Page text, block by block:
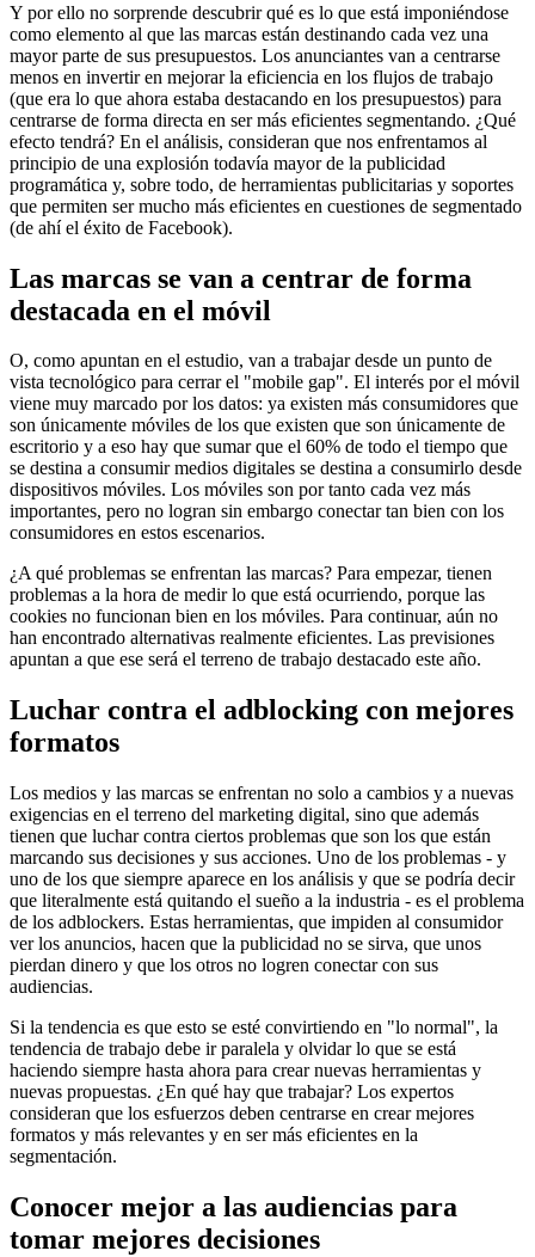
Y por ello no sorprende descubrir qué es lo que está imponiéndose
como elemento al que las marcas están destinando cada vez una
mayor parte de sus presupuestos. Los anunciantes van a centrarse
menos en invertir en mejorar la eficiencia en los flujos de trabajo
(que era lo que ahora estaba destacando en los presupuestos) para
centrarse de forma directa en ser más eficientes segmentando. ¿Qué
efecto tendrá? En el análisis, consideran que nos enfrentamos al
principio de una explosión todavía mayor de la publicidad
programática y, sobre todo, de herramientas publicitarias y soportes
que permiten ser mucho más eficientes en cuestiones de segmentado
(de ahí el éxito de Facebook).
Las marcas se van a centrar de forma
destacada en el móvil
O, como apuntan en el estudio, van a trabajar desde un punto de
vista tecnológico para cerrar el "mobile gap". El interés por el móvil
viene muy marcado por los datos: ya existen más consumidores que
son únicamente móviles de los que existen que son únicamente de
escritorio y a eso hay que sumar que el 60% de todo el tiempo que
se destina a consumir medios digitales se destina a consumirlo desde
dispositivos móviles. Los móviles son por tanto cada vez más
importantes, pero no logran sin embargo conectar tan bien con los
consumidores en estos escenarios.
¿A qué problemas se enfrentan las marcas? Para empezar, tienen
problemas a la hora de medir lo que está ocurriendo, porque las
cookies no funcionan bien en los móviles. Para continuar, aún no
han encontrado alternativas realmente eficientes. Las previsiones
apuntan a que ese será el terreno de trabajo destacado este año.
Luchar contra el adblocking con mejores
formatos
Los medios y las marcas se enfrentan no solo a cambios y a nuevas
exigencias en el terreno del marketing digital, sino que además
tienen que luchar contra ciertos problemas que son los que están
marcando sus decisiones y sus acciones. Uno de los problemas - y
uno de los que siempre aparece en los análisis y que se podría decir
que literalmente está quitando el sueño a la industria - es el problema
de los adblockers. Estas herramientas, que impiden al consumidor
ver los anuncios, hacen que la publicidad no se sirva, que unos
pierdan dinero y que los otros no logren conectar con sus
audiencias.
Si la tendencia es que esto se esté convirtiendo en "lo normal", la
tendencia de trabajo debe ir paralela y olvidar lo que se está
haciendo siempre hasta ahora para crear nuevas herramientas y
nuevas propuestas. ¿En qué hay que trabajar? Los expertos
consideran que los esfuerzos deben centrarse en crear mejores
formatos y más relevantes y en ser más eficientes en la
segmentación.
Conocer mejor a las audiencias para
tomar mejores decisiones